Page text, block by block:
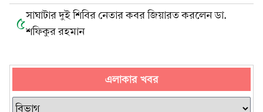
৫সাঘাটার দুই শিবির নেতার কবর জিয়ারত করলেন ডা.
শফিকুর রহমান
এলাকার খবর